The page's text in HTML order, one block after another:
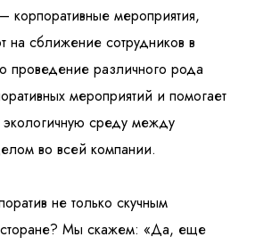
корпоративные мероприятия,
на сближение сотрудников в
проведение различного рода
мероприятий и помогает
экологичную среду между
во всей компании.
не только скучным
Мы скажем: «Да, еще